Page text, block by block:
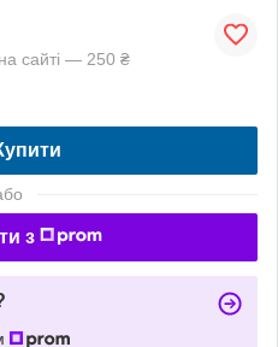
сайті — 250 ₴
з